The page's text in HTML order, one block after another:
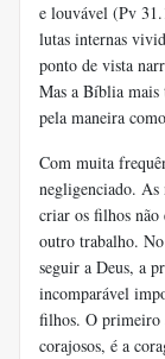
e louvável (Pv
lutas internas
ponto de vista
Mas a Bíblia mais
pela maneira
Com muita
negligenciado. As
criar os filhos não
outro trabalho.
seguir a Deus, a
incomparável
filhos. O primeiro
corajosos, é a